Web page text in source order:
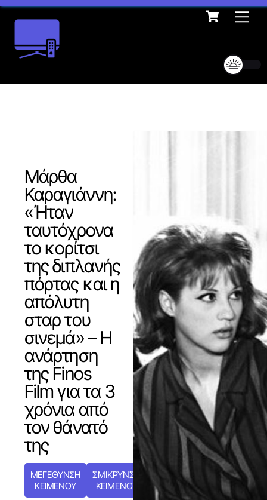
Skip
content
Cart
Μάρθα
Καραγιάννη:
«Ήταν
ταυτόχρονα
το κορίτσι
της διπλανής
πόρτας και η
απόλυτη
σταρ του
σινεμά» – Η
ανάρτηση
της Finos
Film για τα 3
χρόνια από
τον θάνατό
της
ΜΕΓΕΘΥΝΣΗ
ΚΕΙΜΕΝΟΥ
ΣΜΙΚΡΥΝΣΗ
ΚΕΙΜΕΝΟΥ